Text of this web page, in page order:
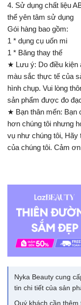
4. Sử dụng chất liệu
thể yên tâm sử dụng
Gói hàng bao gồm:
1 * dụng cụ uốn mi
1 * Băng thay thế
★ Lưu ý: Do điều kiện
màu sắc thực tế của
hình chụp. Vui lòng
sản phẩm được đo
★ Bạn thân mến: Bạn
hơn chúng tôi nhưng
vụ như chúng tôi, Hãy
của chúng tôi. Cảm
Nyka Beauty cung
tin chi tiết của sản
Quý khách cần